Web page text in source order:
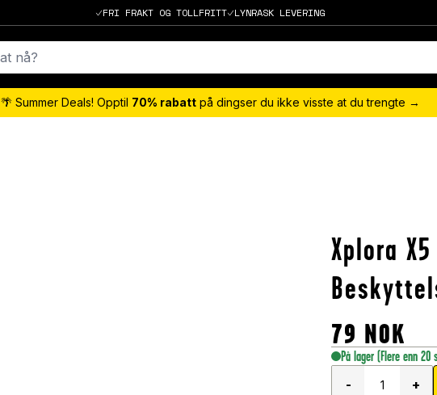
FRI FRAKT OG TOLLFRITT LYNRASK LEVERING
🌴 Summer Deals! Opptil 70% rabattpå dingser du ikke visste at du trengte →
Xplora
79 NOK
På lager (Flere enn 20
-
+